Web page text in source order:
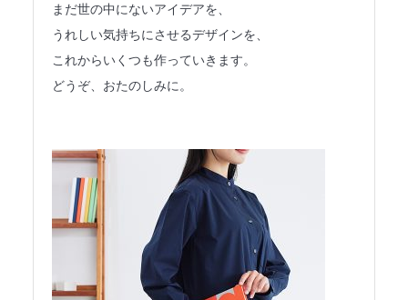
まだ世の中にないアイデアを、
うれしい気持ちにさせるデザインを、
これからいくつも作っていきます。
どうぞ、おたのしみに。